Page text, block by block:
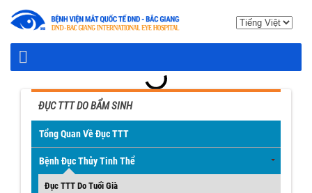
ĐỤC TTT DO BẨM SINH
Tổng Quan Về Đục TTT
Bệnh Đục Thủy Tinh Thể
Đục TTT Do Tuổi Già